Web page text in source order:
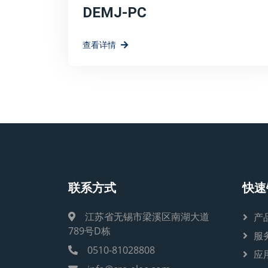
DEMJ-PC
查看详情
联系方式
江苏省无锡市梁溪区南湖大道
789号D栋
0510-81028808
快
产
服
应